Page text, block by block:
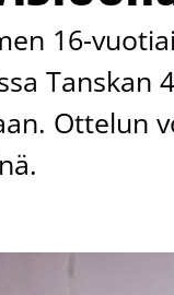
16-
Tanskan
Ottelun